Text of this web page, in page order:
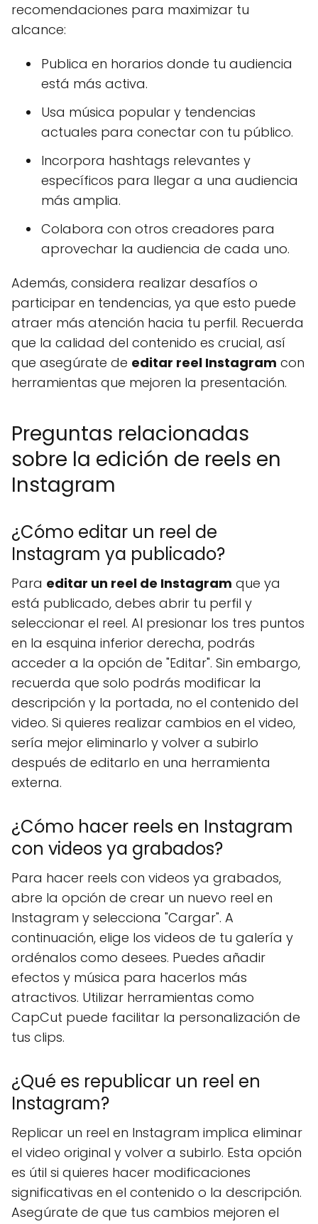
recomendaciones para maximizar tu
alcance:
Publica en horarios donde tu audiencia
está más activa.
Usa música popular y tendencias
actuales para conectar con tu público.
Incorpora hashtags relevantes y
específicos para llegar a una audiencia
más amplia.
Colabora con otros creadores para
aprovechar la audiencia de cada uno.
Además, considera realizar desafíos o
participar en tendencias, ya que esto puede
atraer más atención hacia tu perfil. Recuerda
que la calidad del contenido es crucial, así
que asegúrate de editar reel Instagram con
herramientas que mejoren la presentación.
Preguntas relacionadas
sobre la edición de reels en
Instagram
¿Cómo editar un reel de
Instagram ya publicado?
Para editar un reel de Instagram que ya
está publicado, debes abrir tu perfil y
seleccionar el reel. Al presionar los tres puntos
en la esquina inferior derecha, podrás
acceder a la opción de "Editar". Sin embargo,
recuerda que solo podrás modificar la
descripción y la portada, no el contenido del
video. Si quieres realizar cambios en el video,
sería mejor eliminarlo y volver a subirlo
después de editarlo en una herramienta
externa.
¿Cómo hacer reels en Instagram
con videos ya grabados?
Para hacer reels con videos ya grabados,
abre la opción de crear un nuevo reel en
Instagram y selecciona "Cargar". A
continuación, elige los videos de tu galería y
ordénalos como desees. Puedes añadir
efectos y música para hacerlos más
atractivos. Utilizar herramientas como
CapCut puede facilitar la personalización de
tus clips.
¿Qué es republicar un reel en
Instagram?
Replicar un reel en Instagram implica eliminar
el video original y volver a subirlo. Esta opción
es útil si quieres hacer modificaciones
significativas en el contenido o la descripción.
Asegúrate de que tus cambios mejoren el